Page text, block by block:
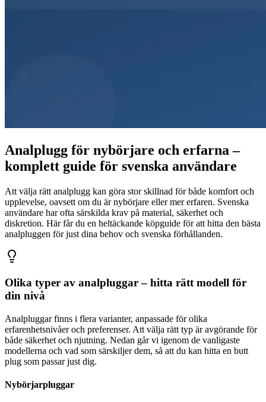
Analplugg för nybörjare och erfarna –
komplett guide för svenska användare
Att välja rätt analplugg kan göra stor skillnad för både komfort och
upplevelse, oavsett om du är nybörjare eller mer erfaren. Svenska
användare har ofta särskilda krav på material, säkerhet och
diskretion. Här får du en heltäckande köpguide för att hitta den bästa
analpluggen för just dina behov och svenska förhållanden.
Olika typer av analpluggar – hitta rätt modell för
din nivå
Analpluggar finns i flera varianter, anpassade för olika
erfarenhetsnivåer och preferenser. Att välja rätt typ är avgörande för
både säkerhet och njutning. Nedan går vi igenom de vanligaste
modellerna och vad som särskiljer dem, så att du kan hitta en butt
plug som passar just dig.
Nybörjarpluggar